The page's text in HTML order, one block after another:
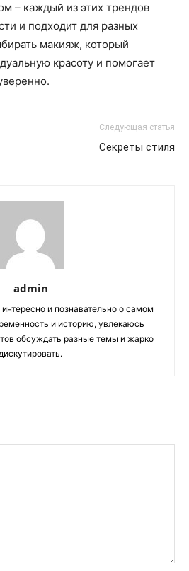
– каждый из этих трендов
и подходит для разных
макияж, который
красоту и помогает
Следующая статья
Секреты стиля
admin
и познавательно о самом
и историю, увлекаюсь
обсуждать разные темы и жарко